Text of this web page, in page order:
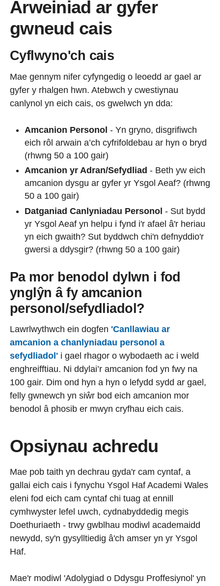
Arweiniad ar gyfer
gwneud cais
Cyflwyno'ch cais
Mae gennym nifer cyfyngedig o leoedd ar gael ar
gyfer y rhalgen hwn. Atebwch y cwestiynau
canlynol yn eich cais, os gwelwch yn dda:
Amcanion Personol - Yn gryno, disgrifiwch
eich rôl arwain a’ch cyfrifoldebau ar hyn o bryd
(rhwng 50 a 100 gair)
Amcanion yr Adran/Sefydliad - Beth yw eich
amcanion dysgu ar gyfer yr Ysgol Aeaf? (rhwng
50 a 100 gair)
Datganiad Canlyniadau Personol - Sut bydd
yr Ysgol Aeaf yn helpu i fynd i'r afael â'r heriau
yn eich gwaith? Sut byddwch chi'n defnyddio'r
gwersi a ddysgir? (rhwng 50 a 100 gair)
Pa mor benodol dylwn i fod
ynglŷn â fy amcanion
personol/sefydliadol?
Lawrlwythwch ein dogfen 'Canllawiau ar
amcanion a chanlyniadau personol a
sefydliadol' i gael rhagor o wybodaeth ac i weld
enghreifftiau. Ni ddylai’r amcanion fod yn fwy na
100 gair. Dim ond hyn a hyn o lefydd sydd ar gael,
felly gwnewch yn siŵr bod eich amcanion mor
benodol â phosib er mwyn cryfhau eich cais.
Opsiynau achredu
Mae pob taith yn dechrau gyda'r cam cyntaf, a
gallai eich cais i fynychu Ysgol Haf Academi Wales
eleni fod eich cam cyntaf chi tuag at ennill
cymhwyster lefel uwch, cydnabyddedig megis
Doethuriaeth - trwy gwblhau modiwl academaidd
newydd, sy'n gysylltiedig â'ch amser yn yr Ysgol
Haf.
Mae'r modiwl 'Adolygiad o Ddysgu Proffesiynol' yn